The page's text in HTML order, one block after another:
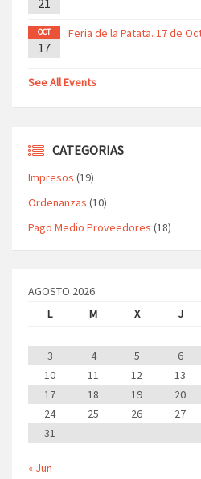
21
OCT
17
Feria de la Patata. 17 de
See All Events
CATEGORIAS
Impresos (19)
Ordenanzas (10)
Pago Medio Proveedores (18)
AGOSTO 2026
L
M X J
3
4 5 6
10
11 12 13
17
18 19 20
24
25 26 27
31
« Jun